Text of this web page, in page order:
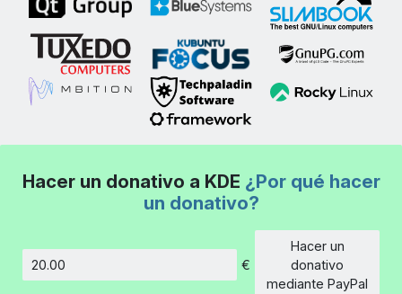
Hacer un donativo a KDE ¿Por qué hacer
un donativo?
Cantidad
€
Hacer un
donativo
mediante PayPal